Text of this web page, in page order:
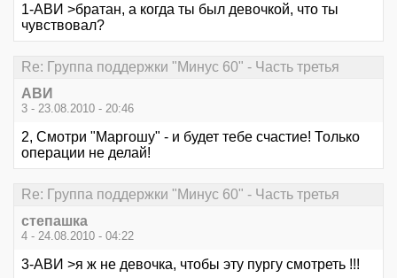
1-АВИ >братан, а когда ты был девочкой, что ты
чувствовал?
Re: Группа поддержки "Минус 60" - Часть третья
АВИ
3 - 23.08.2010 - 20:46
2, Смотри "Маргошу" - и будет тебе счастие! Только
операции не делай!
Re: Группа поддержки "Минус 60" - Часть третья
степашка
4 - 24.08.2010 - 04:22
3-АВИ >я ж не девочка, чтобы эту пургу смотреть !!!